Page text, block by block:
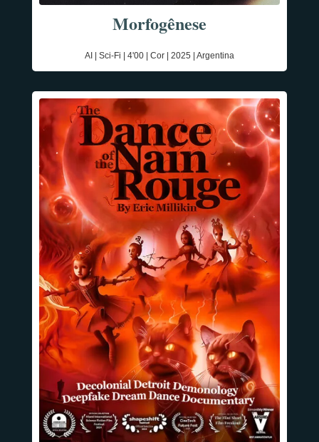
Morfogênese
AI | Sci-Fi | 4'00 | Cor | 2025 | Argentina